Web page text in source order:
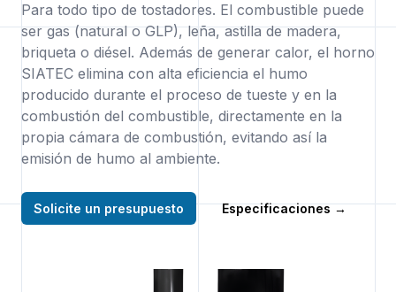
Para todo tipo de tostadores. El combustible puede
ser gas (natural o GLP), leña, astilla de madera,
briqueta o diésel. Además de generar calor, el horno
SIATEC elimina con alta eficiencia el humo
producido durante el proceso de tueste y en la
combustión del combustible, directamente en la
propia cámara de combustión, evitando así la
emisión de humo al ambiente.
Solicite un presupuesto Especificaciones→